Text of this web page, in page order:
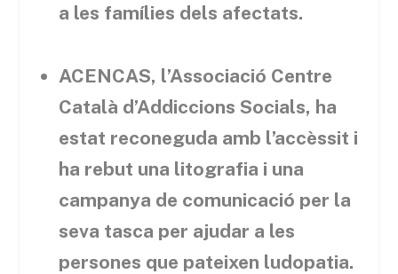
a les famílies dels afectats.
ACENCAS, l’Associació Centre
Català d’Addiccions Socials, ha
estat reconeguda amb l’accèssit i
ha rebut una litografia i una
campanya de comunicació per la
seva tasca per ajudar a les
persones que pateixen ludopatia.